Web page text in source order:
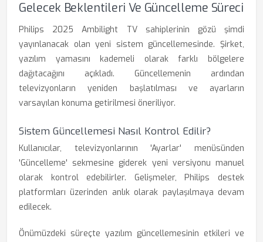
Gelecek Beklentileri Ve Güncelleme Süreci
Philips 2025 Ambilight TV sahiplerinin gözü şimdi
yayınlanacak olan yeni sistem güncellemesinde. Şirket,
yazılım yamasını kademeli olarak farklı bölgelere
dağıtacağını açıkladı. Güncellemenin ardından
televizyonların yeniden başlatılması ve ayarların
varsayılan konuma getirilmesi öneriliyor.
Sistem Güncellemesi Nasıl Kontrol Edilir?
Kullanıcılar, televizyonlarının 'Ayarlar' menüsünden
'Güncelleme' sekmesine giderek yeni versiyonu manuel
olarak kontrol edebilirler. Gelişmeler, Philips destek
platformları üzerinden anlık olarak paylaşılmaya devam
edilecek.
Önümüzdeki süreçte yazılım güncellemesinin etkileri ve